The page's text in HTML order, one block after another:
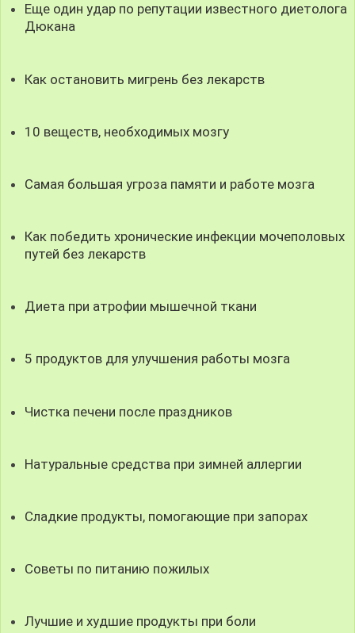
Еще один удар по репутации известного диетолога
Дюкана
Как остановить мигрень без лекарств
10 веществ, необходимых мозгу
Самая большая угроза памяти и работе мозга
Как победить хронические инфекции мочеполовых
путей без лекарств
Диета при атрофии мышечной ткани
5 продуктов для улучшения работы мозга
Чистка печени после праздников
Натуральные средства при зимней аллергии
Сладкие продукты, помогающие при запорах
Советы по питанию пожилых
Лучшие и худшие продукты при боли